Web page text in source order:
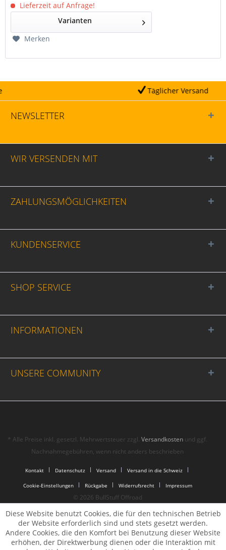
Lieferzeit auf Anfrage!
Varianten
Merken
Täglicher Versand
NEWSLETTER
WIR VERSENDEN MIT
ZAHLUNGSMÖGLICHKEITEN
KUNDENSERVICE
SHOP SERVICE
INFORMATIONEN
UNSERE COMMUNITY
* Alle Preise inkl. gesetzl. Mehrwertsteuer zzgl.Versandkosten und ggf.
Nachnahmegebühren, wenn nicht anders beschrieben
Kontakt Datenschutz Versand Versand in die Schweiz
Cookie-Einstellungen Rückgabe Widerrufsrecht Impressum
© 2026 BullStuff Offroad
Diese Website benutzt Cookies, die für den technischen Betrieb
der Website erforderlich sind und stets gesetzt werden.
Andere Cookies, die den Komfort bei Benutzung dieser Website
erhöhen, der Direktwerbung dienen oder die Interaktion mit